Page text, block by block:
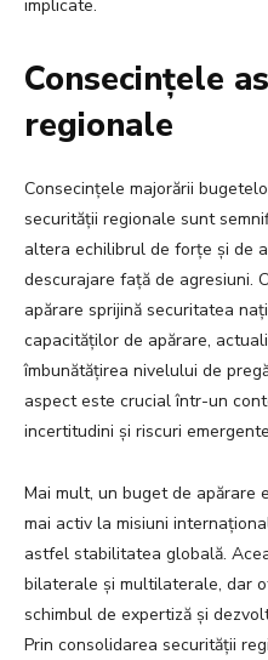
implicate.
Consecințele
regionale
Consecințele majorării
securității regionale sunt
altera echilibrul de forțe și de
descurajare față de agresiuni.
apărare sprijină securitatea
capacităților de apărare,
îmbunătățirea nivelului de
aspect este crucial într-un
incertitudini și riscuri
Mai mult, un buget de apărare
mai activ la misiuni
astfel stabilitatea globală.
bilaterale și multilaterale, dar
schimbul de expertiză și
Prin consolidarea securității